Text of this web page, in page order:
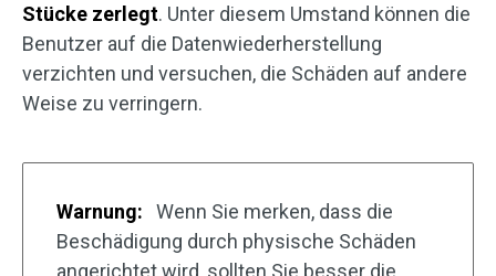
Stücke zerlegt. Unter diesem Umstand können die
Benutzer auf die Datenwiederherstellung
verzichten und versuchen, die Schäden auf andere
Weise zu verringern.
Warnung:
Wenn Sie merken, dass die
Beschädigung durch physische Schäden
angerichtet wird, sollten Sie besser die